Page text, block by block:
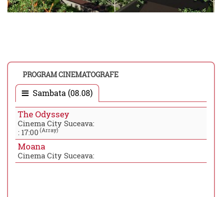
PROGRAM CINEMATOGRAFE
Sambata (08.08)
The Odyssey
Cinema City Suceava:
: 17:00 (Array)
Moana
Cinema City Suceava: